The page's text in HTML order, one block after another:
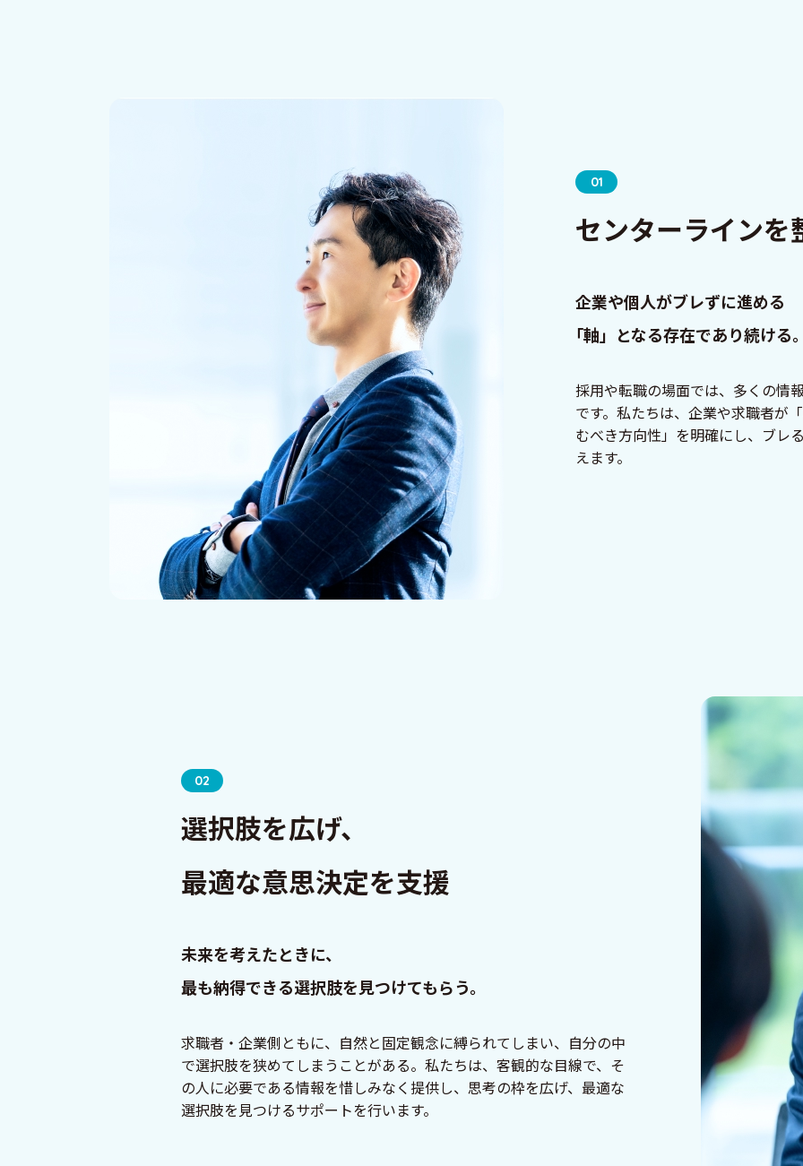
01
センターラインを
企業や個⼈がブレずに進める
｢軸」となる存在であり続ける。
採用や転職の場面では、多くの情
です。私たちは、企業や求職者が
むべき⽅向性」を明確にし、ブレ
えます。
02
選択肢を広げ、
最適な意思決定を支援
未来を考えたときに、
最も納得できる選択肢を⾒つけてもらう。
求職者・企業側ともに、自然と固定観念に縛られてしまい、自分の中
で選択肢を狭めてしまうことがある。私たちは、客観的な目線で、そ
の⼈に必要である情報を惜しみなく提供し、思考の枠を広げ、最適な
選択肢を⾒つけるサポートを⾏います。